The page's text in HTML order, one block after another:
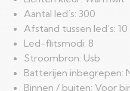
Aantal led’s: 300
Afstand tussen led’s: 10
Led-flitsmodi: 8
Stroombron: Usb
Batterijen inbegrepen:
Binnen / buiten: Voor